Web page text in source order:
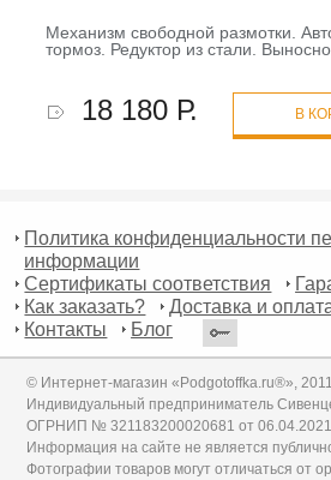
Механизм свободной размотки.
тормоз. Редуктор из стали.
18 180 Р. В
Политика конфиденциальности
информации
Сертификаты соответствия
Как заказать?
Доставка и
Контакты
Блог
© Интернет-магазин «Podgotoffka.ru®»,
Индивидуальный предприниматель
ОГРНИП № 321183200020681 от
Информация на сайте не является
Фотографии товаров могут отличаться от